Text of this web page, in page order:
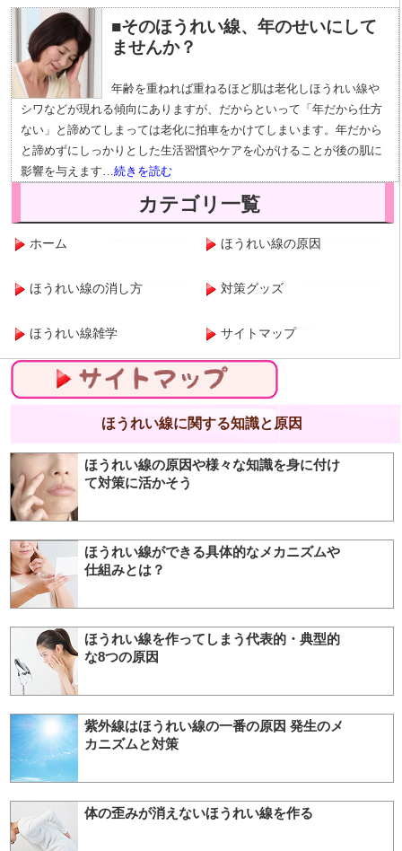
■そのほうれい線、年のせいにして
ませんか？
年齢を重ねれば重ねるほど肌は老化しほうれい線や
シワなどが現れる傾向にありますが、だからといって「年だから仕方
ない」と諦めてしまっては老化に拍車をかけてしまいます。年だから
と諦めずにしっかりとした生活習慣やケアを心がけることが後の肌に
影響を与えます…続きを読む
カテゴリ一覧
ホーム ほうれい線の原因
ほうれい線の消し方 対策グッズ
ほうれい線雑学 サイトマップ
ほうれい線に関する知識と原因
ほうれい線の原因や様々な知識を身に付け
て対策に活かそう
ほうれい線ができる具体的なメカニズムや
仕組みとは？
ほうれい線を作ってしまう代表的・典型的
な8つの原因
紫外線はほうれい線の一番の原因 発生のメ
カニズムと対策
体の歪みが消えないほうれい線を作る